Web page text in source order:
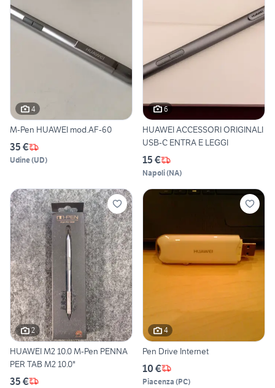
4
M-Pen HUAWEI mod.AF-60
35 €
Udine(UD)
6
HUAWEI ACCESSORI ORIGINALI
USB-C ENTRA E LEGGI
15 €
Napoli(NA)
2
HUAWEI M2 10.0 M-Pen PENNA
PER TAB M2 10.0"
35 €
4
Pen Drive Internet
10 €
Piacenza (PC)